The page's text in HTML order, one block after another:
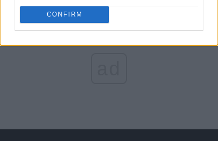
CONFIRM